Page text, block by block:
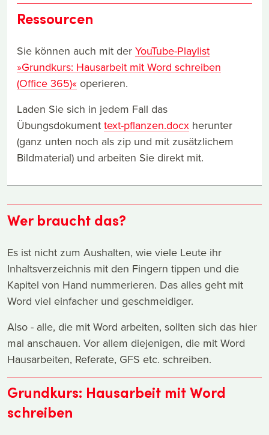
Ressourcen
Sie können auch mit der YouTube-Playlist
»Grundkurs: Hausarbeit mit Word schreiben
(Office 365)« operieren.
Laden Sie sich in jedem Fall das
Übungsdokument text-pflanzen.docx herunter
(ganz unten noch als zip und mit zusätzlichem
Bildmaterial) und arbeiten Sie direkt mit.
Wer braucht das?
Es ist nicht zum Aushalten, wie viele Leute ihr
Inhaltsverzeichnis mit den Fingern tippen und die
Kapitel von Hand nummerieren. Das alles geht mit
Word viel einfacher und geschmeidiger.
Also - alle, die mit Word arbeiten, sollten sich das hier
mal anschauen. Vor allem diejenigen, die mit Word
Hausarbeiten, Referate, GFS etc. schreiben.
Grundkurs: Hausarbeit mit Word
schreiben